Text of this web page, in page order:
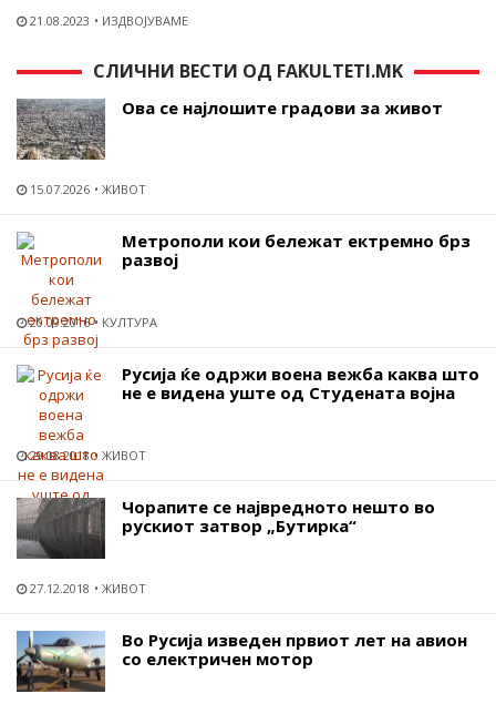
21.08.2023 ИЗДВОЈУВАМЕ
СЛИЧНИ ВЕСТИ ОД FAKULTETI.MK
Ова се најлошите градови за живот
15.07.2026 ЖИВОТ
Метрополи кои бележат ектремно брз
развој
20.09.2016 КУЛТУРА
Русија ќе одржи воена вежба каква што
не е видена уште од Студената војна
29.08.2018 ЖИВОТ
Чорапите се највредното нешто во
рускиот затвор „Бутирка“
27.12.2018 ЖИВОТ
Во Русија изведен првиот лет на авион
со електричен мотор